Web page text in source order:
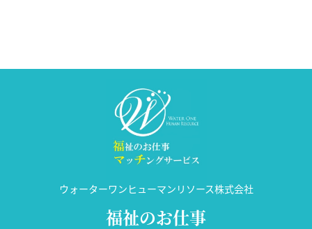
ウォーターワンヒューマンリソース株式会社
福祉のお仕事